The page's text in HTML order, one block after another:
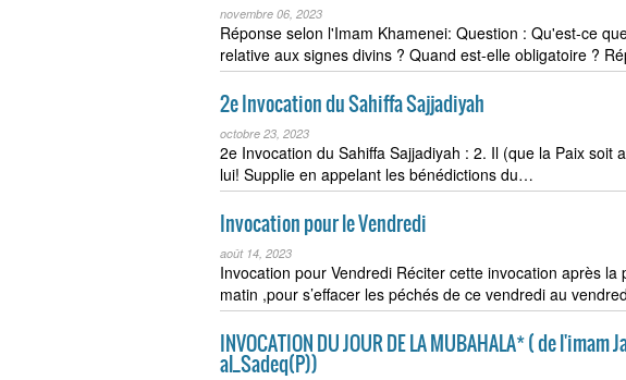
novembre 06, 2023
Réponse selon l'Imam Khamenei: Question : Qu'est-ce
relative aux signes divins ? Quand est-elle obligatoire ?
2e Invocation du Sahiffa Sajjadiyah
octobre 23, 2023
2e Invocation du Sahiffa Sajjadiyah : 2. Il (que la Paix soit
lui! Supplie en appelant les bénédictions du…
Invocation pour le Vendredi
août 14, 2023
Invocation pour Vendredi Réciter cette invocation après la
matin ,pour s’effacer les péchés de ce vendredi au
INVOCATION DU JOUR DE LA MUBAHALA* ( de l'imam
al_Sadeq(P))